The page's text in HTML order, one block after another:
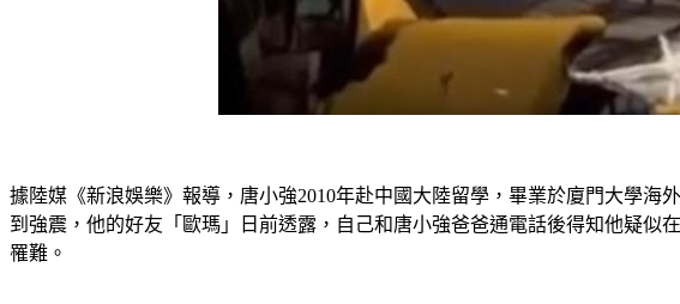
據陸媒《新浪娛樂》報導，唐小強2010年赴中國大陸留學，畢業於廈門大學
到強震，他的好友「歐瑪」日前透露，自己和唐小強爸爸通電話後得知他疑
罹難。